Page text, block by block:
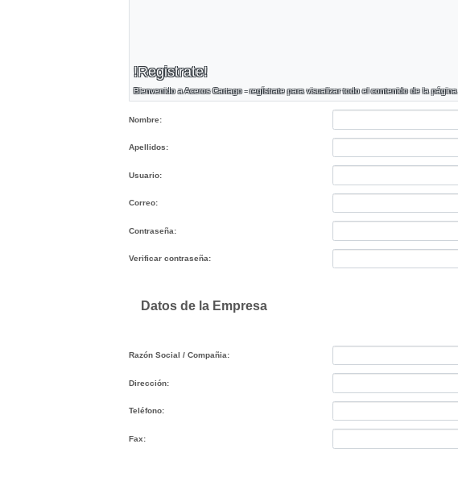
!Registrate!
Bienvenido a Aceros Cartago - regístrate para visualizar todo el contenido de la página
Nombre:
Apellidos:
Usuario:
Correo:
Contraseña:
Verificar contraseña:
Datos de la Empresa
Razón Social / Compañia:
Dirección:
Teléfono:
Fax: